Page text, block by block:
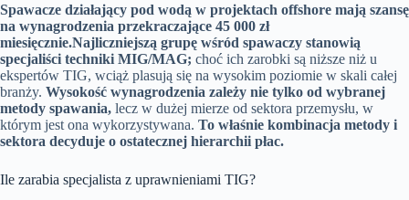
Spawacze działający pod wodą w projektach offshore mają szansę
na wynagrodzenia przekraczające 45 000 zł
miesięcznie.Najliczniejszą grupę wśród spawaczy stanowią
specjaliści techniki MIG/MAG; choć ich zarobki są niższe niż u
ekspertów TIG, wciąż plasują się na wysokim poziomie w skali całej
branży. Wysokość wynagrodzenia zależy nie tylko od wybranej
metody spawania, lecz w dużej mierze od sektora przemysłu, w
którym jest ona wykorzystywana. To właśnie kombinacja metody i
sektora decyduje o ostatecznej hierarchii płac.
Ile zarabia specjalista z uprawnieniami TIG?